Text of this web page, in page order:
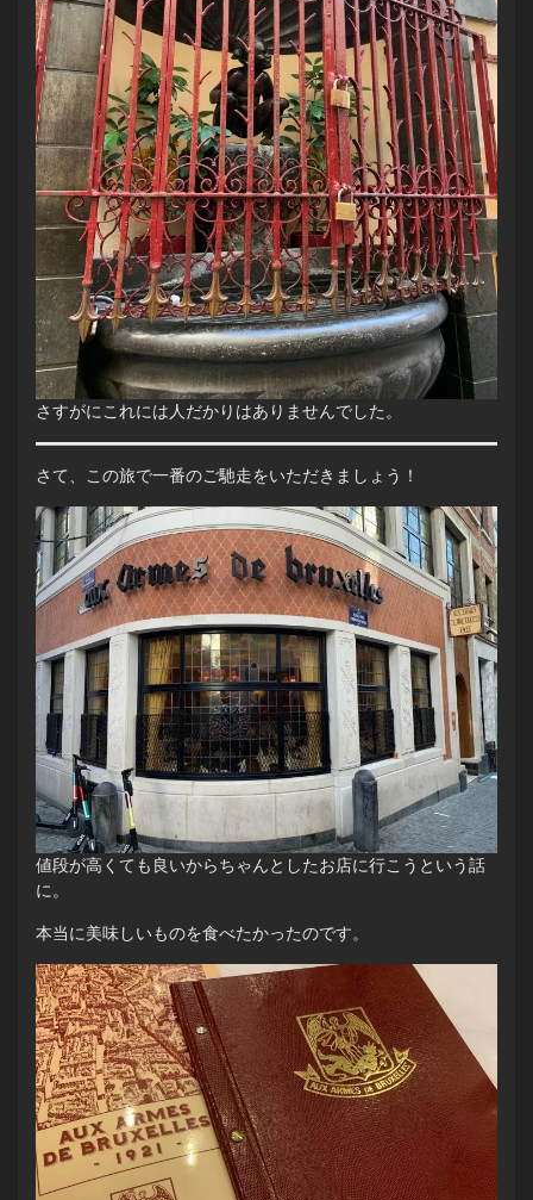
さすがにこれには人だかりはありませんでした。
さて、この旅で一番のご馳走をいただきましょう！
値段が高くても良いからちゃんとしたお店に行こうという話
に。
本当に美味しいものを食べたかったのです。